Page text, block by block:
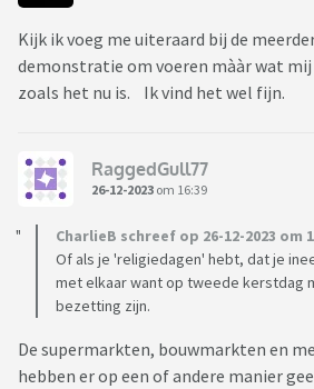
Kijk ik voeg me uiteraard bij de
demonstratie om voeren mààr wat
zoals het nu is. Ik vind het wel fijn.
RaggedGull77
26-12-2023 om 16:39
CharlieB schreef op 26-12-2023 om
Of als je 'religiedagen' hebt, dat je
met elkaar want op tweede kerstdag
bezetting zijn.
De supermarkten, bouwmarkten en
hebben er op een of andere manier